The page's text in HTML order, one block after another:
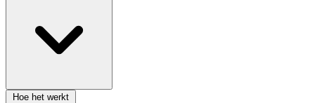
Hoe het werkt